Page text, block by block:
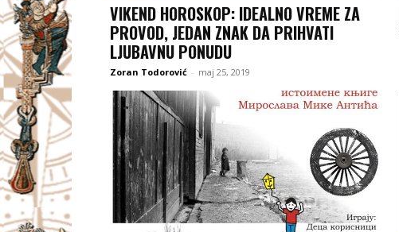
VIKEND HOROSKOP: IDEALNO VREME ZA
PROVOD, JEDAN ZNAK DA PRIHVATI
LJUBAVNU PONUDU
Zoran Todorović - maj 25, 2019